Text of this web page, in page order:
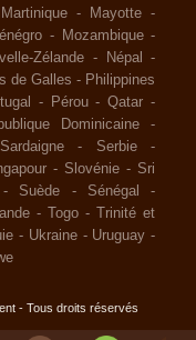
Martinique - Mayotte -
- Mozambique -
Zélande - Népal
-
de Galles - Philippines
- Pérou -Qatar -
Dominicaine
-
Sardaigne - Serbie
-
- Slovénie - Sri
- Suède - Sénégal
-
- Togo - Trinité et
- Ukraine - Uruguay -
- Tous droits réservés